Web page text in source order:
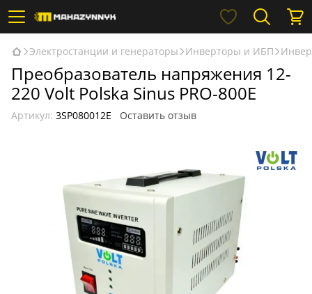
Электростанции и генераторы Инверторы и ИБП
Преобразователь напряжения 12-
220 Volt Polska Sinus PRO-800E
Артикул: 3SP080012E Оставить отзыв